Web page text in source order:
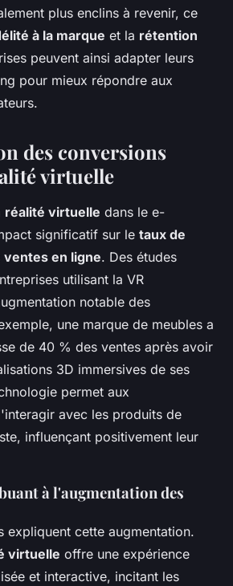
plus enclins à revenir, ce
à la marque et la rétention
peuvent ainsi adapter leurs
pour mieux répondre aux
des conversions
virtuelle
réalité virtuelle dans le e-
significatif sur le taux de
ventes en ligne. Des études
utilisant la VR
notable des
une marque de meubles a
de 40 % des ventes après avoir
3D immersives de ses
permet aux
avec les produits de
influençant positivement leur
à l'augmentation des
expliquent cette augmentation.
virtuelle offre une expérience
et interactive, incitant les